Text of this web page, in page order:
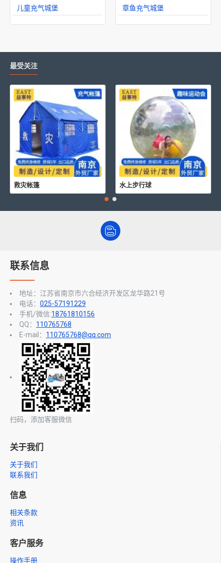
儿童充气城堡 章鱼充气城堡
最受关注
救灾帐篷 水上步行球
联系信息
地址：江苏省南京市六合经济开发区龙华路21号
电话： 025-57191229
手机/微信:18761810156
QQ： 110765768
E-mail： 110765768@qq.com
扫码，添加客服微信
关于我们
关于我们
联系我们
信息
相关条款
资讯
客户服务
操作手册